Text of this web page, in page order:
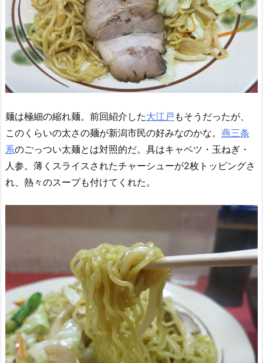
麺は極細の縮れ麺。前回紹介した大江戸 もそうだったが、
このくらいの太さの麺が新潟市民の好みなのかな。 燕三条
系のごっつい太麺とは対照的だ。具はキャベツ・玉ねぎ・
人参。薄くスライスされたチャーシューが2枚トッピングさ
れ、熱々のスープも付けてくれた。